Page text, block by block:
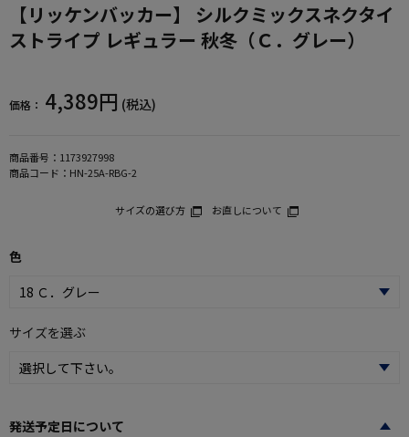
【リッケンバッカー】 シルクミックスネクタイ
ストライプ レギュラー 秋冬（Ｃ．グレー）
価格： 4,389円 (税込)
商品番号： 1173927998
商品コード： HN-25A-RBG-2
サイズの選び方 お直しについて
色
サイズを選ぶ
発送予定日について